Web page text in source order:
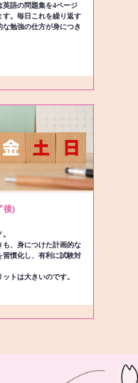
語の問題集を4ページ
。毎日これを繰り返す
勉強の仕方が身につき
後)
、身につけた計画的な
慣化し、有利に試験対
トは大きいのです。